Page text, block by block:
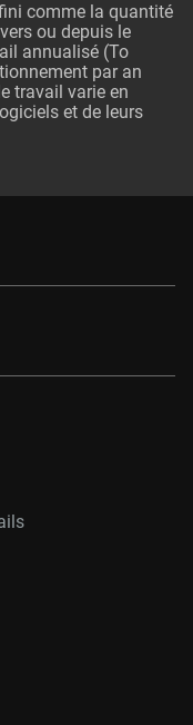
comme la quantité
ou depuis le
annualisé (To
par an
travail varie en
et de leurs